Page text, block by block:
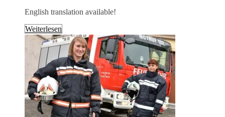
English translation available!
Weiterlesen